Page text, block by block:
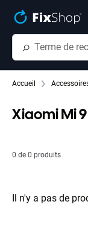
Accueil
Xiaomi Mi
0 de 0 produits
Il n'y a pas de